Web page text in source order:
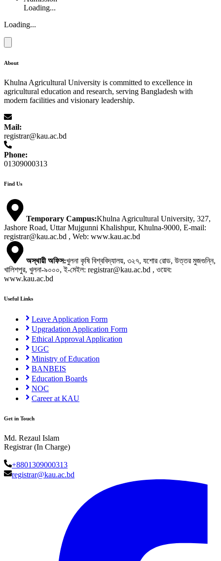
Loading...
Loading...
About
Khulna Agricultural University is committed to excellence in
agricultural education and research, serving Bangladesh with
modern facilities and visionary leadership.
Mail:
registrar@kau.ac.bd
Phone:
01309000313
Find Us
Temporary Campus:Khulna Agricultural University, 327,
Jashore Road, Uttar Mujgunni Khalishpur, Khulna-9000, E-mail:
registrar@kau.ac.bd , Web: www.kau.ac.bd
অস্থায়ী অফিস:খুলনা কৃষি বিশ্ববিদ্যালয়, ৩২৭, যশোর রোড, উত্তর মুজগুন্নি,
খালিশপুর, খুলনা-৯০০০, ই-মেইল: registrar@kau.ac.bd , ওয়েব:
www.kau.ac.bd
Useful Links
Leave Application Form
Upgradation Application Form
Ethical Approval Application
UGC
Ministry of Education
BANBEIS
Education Boards
NOC
Career at KAU
Get in Touch
Md. Rezaul Islam
Registrar (In Charge)
+8801309000313
registrar@kau.ac.bd